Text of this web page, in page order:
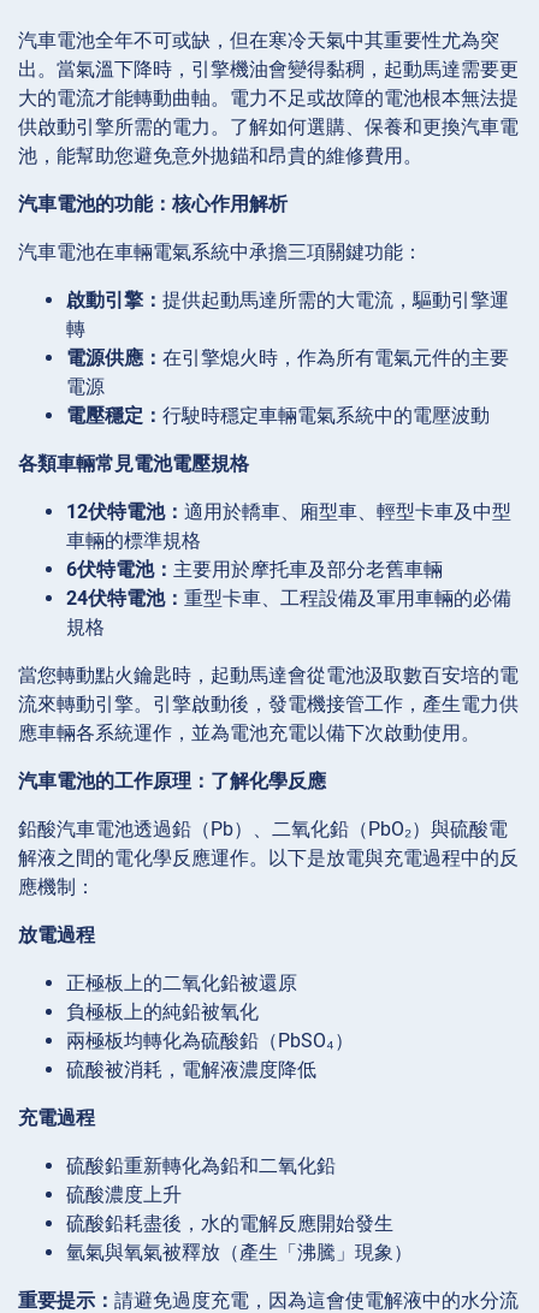
汽車電池全年不可或缺，但在寒冷天氣中其重要性尤為突
出。當氣溫下降時，引擎機油會變得黏稠，起動馬達需要更
大的電流才能轉動曲軸。電力不足或故障的電池根本無法提
供啟動引擎所需的電力。了解如何選購、保養和更換汽車電
池，能幫助您避免意外拋錨和昂貴的維修費用。
汽車電池的功能：核心作用解析
汽車電池在車輛電氣系統中承擔三項關鍵功能：
啟動引擎： 提供起動馬達所需的大電流，驅動引擎運
轉
電源供應： 在引擎熄火時，作為所有電氣元件的主要
電源
電壓穩定： 行駛時穩定車輛電氣系統中的電壓波動
各類車輛常見電池電壓規格
12伏特電池： 適用於轎車、廂型車、輕型卡車及中型
車輛的標準規格
6伏特電池： 主要用於摩托車及部分老舊車輛
24伏特電池： 重型卡車、工程設備及軍用車輛的必備
規格
當您轉動點火鑰匙時，起動馬達會從電池汲取數百安培的電
流來轉動引擎。引擎啟動後，發電機接管工作，產生電力供
應車輛各系統運作，並為電池充電以備下次啟動使用。
汽車電池的工作原理：了解化學反應
鉛酸汽車電池透過鉛（Pb）、二氧化鉛（PbO₂）與硫酸電
解液之間的電化學反應運作。以下是放電與充電過程中的反
應機制：
放電過程
正極板上的二氧化鉛被還原
負極板上的純鉛被氧化
兩極板均轉化為硫酸鉛（PbSO₄）
硫酸被消耗，電解液濃度降低
充電過程
硫酸鉛重新轉化為鉛和二氧化鉛
硫酸濃度上升
硫酸鉛耗盡後，水的電解反應開始發生
氫氣與氧氣被釋放（產生「沸騰」現象）
重要提示： 請避免過度充電，因為這會使電解液中的水分流